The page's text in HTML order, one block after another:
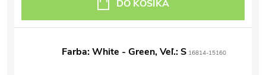
DO KOŠÍKA
Farba: White - Green, Veľ.: S 16814-15160